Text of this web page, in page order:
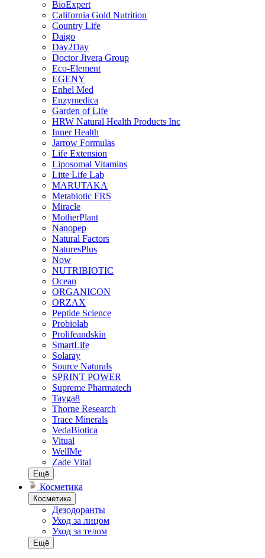
BioExpert
California Gold Nutrition
Country Life
Daigo
Day2Day
Doctor Jivera Group
Eco-Element
EGENY
Enhel Med
Enzymedica
Garden of Life
HRW Natural Health Products Inc
Inner Health
Jarrow Formulas
Life Extension
Liposomal Vitamins
Litte Life Lab
MARUTAKA
Metabiotic FRS
Miracle
MotherPlant
Nanopep
Natural Factors
NaturesPlus
Now
NUTRIBIOTIC
Ocean
ORGANICON
ORZAX
Peptide Science
Probiolab
Prolifeandskin
SmartLife
Solaray
Source Naturals
SPRINT POWER
Supreme Pharmatech
Tayga8
Thorne Research
Trace Minerals
VedaBiotica
Vitual
WellMe
Zade Vital
Ещё
Косметика
Косметика
Дезодоранты
Уход за лицом
Уход за телом
Ещё